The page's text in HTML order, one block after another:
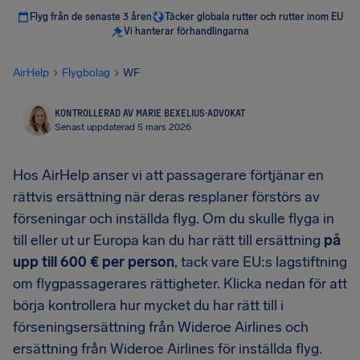
Flyg från de senaste 3 åren
Täcker globala rutter och rutter inom EU
Vi hanterar förhandlingarna
AirHelp Flygbolag WF
KONTROLLERAD AV MARIE BEXELIUS·ADVOKAT
Senast uppdaterad 5 mars 2026
Hos AirHelp anser vi att passagerare förtjänar en
rättvis ersättning när deras resplaner förstörs av
förseningar och inställda flyg. Om du skulle flyga in
till eller ut ur Europa kan du har rätt till ersättning på
upp till 600 € per person, tack vare EU:s lagstiftning
om flygpassagerares rättigheter. Klicka nedan för att
börja kontrollera hur mycket du har rätt till i
förseningsersättning från Wideroe Airlines och
ersättning från Wideroe Airlines för inställda flyg.